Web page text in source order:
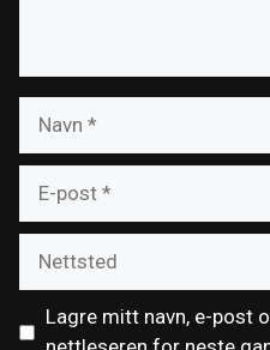
post
Lagre mitt navn, e-post